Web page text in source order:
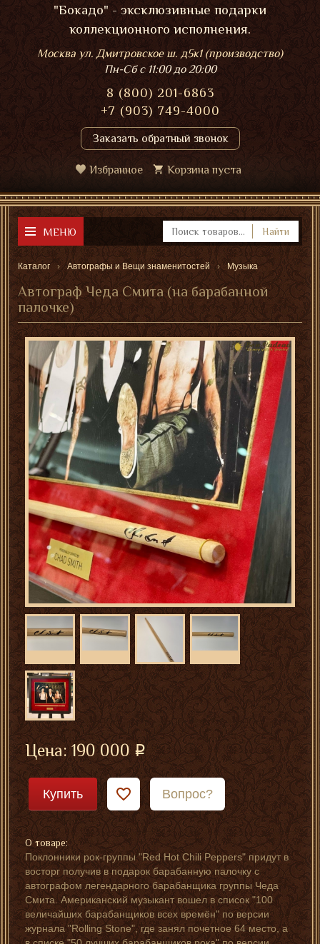
"Бокадо" - эксклюзивные подарки
коллекционного исполнения.
Москва ул. Дмитровское ш. д5к1 (производство)
Пн-Сбс 11:00 до 20:00
8 (800) 201-6863
+7 (903) 749-4000
Заказать обратный звонок
Избранное Корзина пуста
МЕНЮ Найти
Каталог Автографы и Вещи знаменитостей Музыка
Автограф Чеда Смита (на барабанной
палочке)
Цена:190 000
Купить Вопрос?
О товаре:
Поклонники рок-группы "Red Hot Chili Peppers" придут в
восторг получив в подарок барабанную палочку с
автографом легендарного барабанщика группы Чеда
Смита. Американский музыкант вошел в список "100
величайших барабанщиков всех времён" по версии
журнала "Rolling Stone", где занял почетное 64 место, а